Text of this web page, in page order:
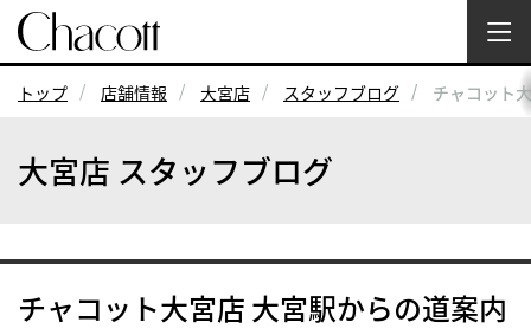
トップ 店舗情報 大宮店 スタッフブログ チャコット
大宮店 スタッフブログ
チャコット大宮店 大宮駅からの道案内